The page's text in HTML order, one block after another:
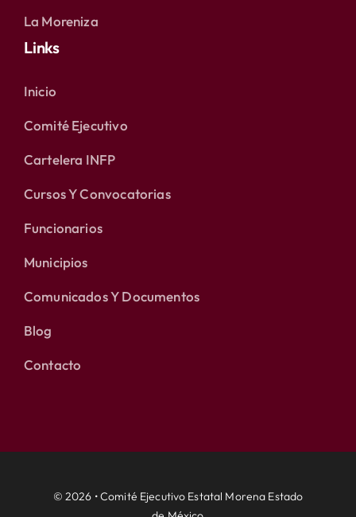
La Moreniza
Links
Inicio
Comité Ejecutivo
Cartelera INFP
Cursos Y Convocatorias
Funcionarios
Municipios
Comunicados Y Documentos
Blog
Contacto
© 2026 • Comité Ejecutivo Estatal Morena Estado